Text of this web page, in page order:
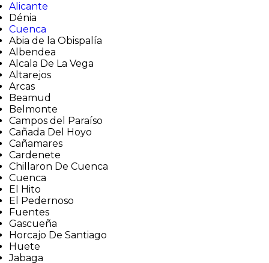
Alicante
Dénia
Cuenca
Abia de la Obispalía
Albendea
Alcala De La Vega
Altarejos
Arcas
Beamud
Belmonte
Campos del Paraíso
Cañada Del Hoyo
Cañamares
Cardenete
Chillaron De Cuenca
Cuenca
El Hito
El Pedernoso
Fuentes
Gascueña
Horcajo De Santiago
Huete
Jabaga